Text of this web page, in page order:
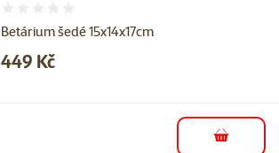
Betárium šedé 15x14x17cm
Cena
449 Kč
do košíku